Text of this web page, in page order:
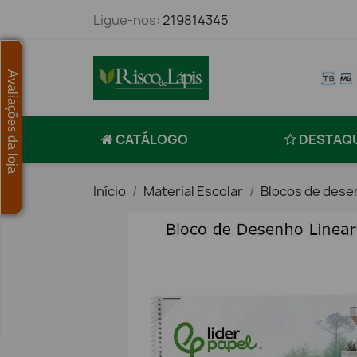
Ligue-nos: 219814345
CATÁLOGO
Início Material Escolar Blocos de
Avaliações da loja